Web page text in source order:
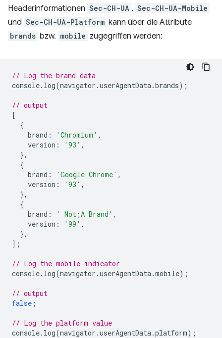
Headerinformationen Sec-CH-UA , Sec-CH-UA-Mobile
und Sec-CH-UA-Platform kann über die Attribute
brands bzw. mobile zugegriffen werden:
// Log the brand data
console. log(navigator .userAgentData.brands);
// output
[
{
brand : 'Chromium' ,
version : '93' ,
},
{
brand : 'Google Chrome' ,
version : '93' ,
},
{
brand : ' Not;A Brand' ,
version : '99' ,
},
];
// Log the mobile indicator
console. log(navigator .userAgentData.mobile);
// output
false ;
// Log the platform value
console. log(navigator .userAgentData.platform);